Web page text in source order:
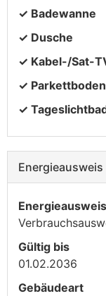
✓ Badewanne
✓ Dusche
✓ Kabel-/Sat-
✓ Parkettboden
✓
Energieausweis
Gültig bis
01.02.2036
Gebäudeart